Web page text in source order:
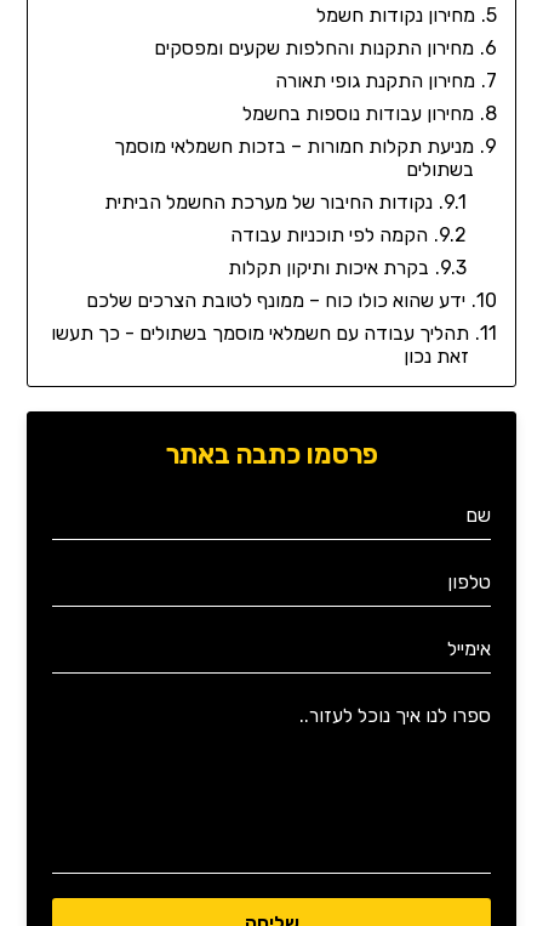
מחירון נקודות חשמל
מחירון התקנות והחלפות שקעים ומפסקים
מחירון התקנת גופי תאורה
מחירון עבודות נוספות בחשמל
מניעת תקלות חמורות – בזכות חשמלאי מוסמך
בשתולים
נקודות החיבור של מערכת החשמל הביתית
הקמה לפי תוכניות עבודה
בקרת איכות ותיקון תקלות
ידע שהוא כולו כוח – ממונף לטובת הצרכים שלכם
תהליך עבודה עם חשמלאי מוסמך בשתולים - כך תעשו
זאת נכון
פרסמו כתבה באתר